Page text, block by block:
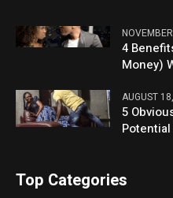
4
Money)
AUGUST
5
Top Categories